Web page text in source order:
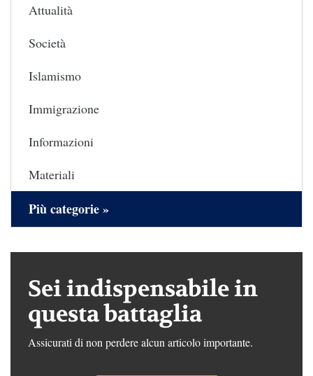
Attualità
Società
Islamismo
Immigrazione
Informazioni
Materiali
Più categorie »
Sei indispensabile in
questa battaglia
Assicurati di non perdere alcun articolo importante.